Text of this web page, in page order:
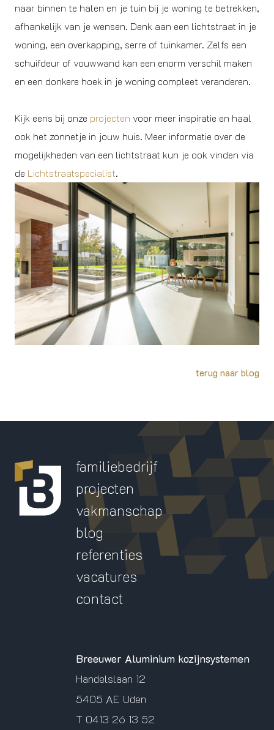
naar binnen te halen en je tuin bij je woning te betrekken,
afhankelijk van je wensen. Denk aan een lichtstraat in je
woning, een overkapping, serre of tuinkamer. Zelfs een
schuifdeur of vouwwand kan een enorm verschil maken
en een donkere hoek in je woning compleet veranderen.
Kijk eens bij onze projecten voor meer inspiratie en haal
ook het zonnetje in jouw huis. Meer informatie over de
mogelijkheden van een lichtstraat kun je ook vinden via
de Lichtstraatspecialist.
terug naar blog
familiebedrijf
projecten
vakmanschap
blog
referenties
vacatures
contact
Breeuwer Aluminium kozijnsystemen
Handelslaan 12
5405 AE Uden
T 0413 26 13 52